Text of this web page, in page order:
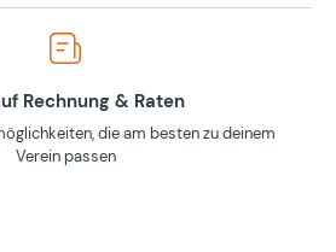
Rechnung & Raten
die am besten zu deinem
Verein passen